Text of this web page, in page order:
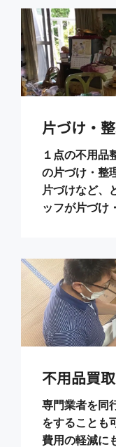
片づけ・
１点の不用品
の片づけ・整
片づけなど、
ッフが片づけ
不用品買
専門業者を同
をすることも
費用の軽減に